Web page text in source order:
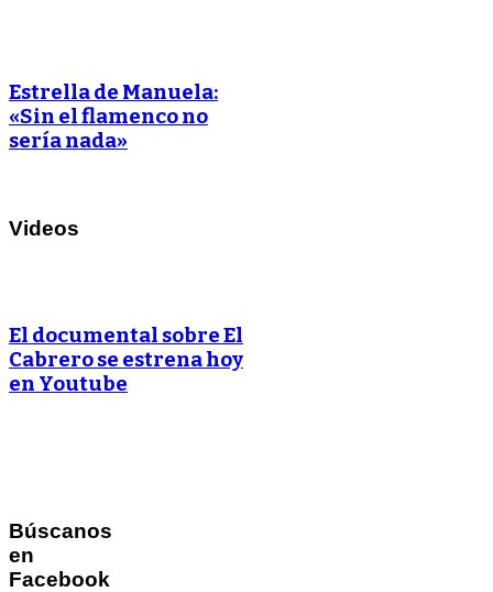
Estrella de Manuela:
«Sin el flamenco no
sería nada»
Videos
El documental sobre El
Cabrero se estrena hoy
en Youtube
Búscanos
en
Facebook